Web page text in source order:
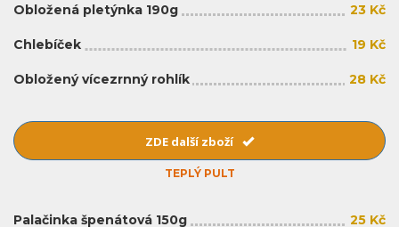
Obložená pletýnka 190g 23 Kč
Chlebíček 19 Kč
Obložený vícezrnný rohlík 28 Kč
ZDE další zboží
TEPLÝ PULT
Palačinka špenátová 150g 25 Kč